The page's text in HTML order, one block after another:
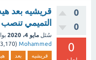
0
0
0
قريشيه بعد
التميمي
سُئل مايو 4، 2020
Mohammed
(
قريشيه بعد